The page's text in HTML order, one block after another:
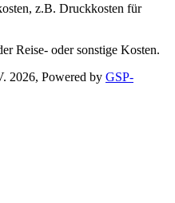
z.B. Druckkosten für
Reise- oder sonstige Kosten.
2026, Powered by GSP-